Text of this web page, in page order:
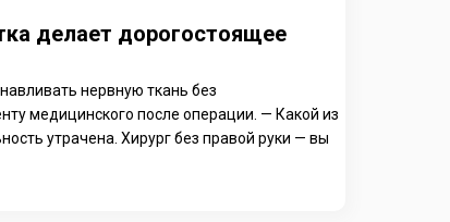
делает дорогостоящее
нервную ткань без
медицинского после операции. — Какой из
утрачена. Хирург без правой руки — вы